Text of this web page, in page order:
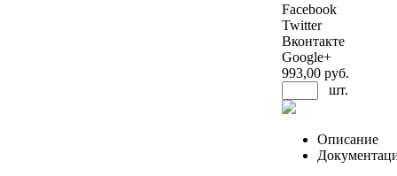
Facebook
Twitter
Вконтакте
Google+
993,00 руб.
шт.
Описание